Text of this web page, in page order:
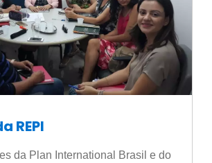
REPI
da Plan International Brasil e do